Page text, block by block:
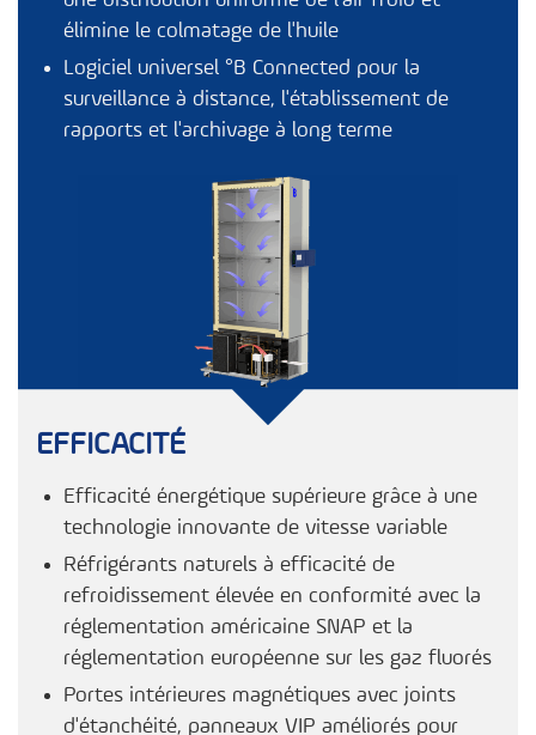
élimine le colmatage de l'huile
Logiciel universel °B Connected pour la
surveillance à distance, l'établissement de
rapports et l'archivage à long terme
EFFICACITÉ
Efficacité énergétique supérieure grâce à une
technologie innovante de vitesse variable
Réfrigérants naturels à efficacité de
refroidissement élevée en conformité avec la
réglementation américaine SNAP et la
réglementation européenne sur les gaz fluorés
Portes intérieures magnétiques avec joints
d'étanchéité, panneaux VIP améliorés pour